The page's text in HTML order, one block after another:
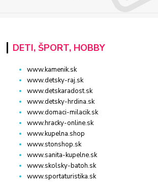
DETI, ŠPORT, HOBBY
www.kamenik.sk
www.detsky-raj.sk
www.detskaradost.sk
www.detsky-hrdina.sk
www.domaci-milacik.sk
www.hracky-online.sk
www.kupelna.shop
www.stonshop.sk
www.sanita-kupelne.sk
www.skolsky-batoh.sk
www.sportaturistika.sk